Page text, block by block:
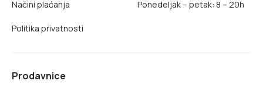
Načini plaćanja
Politika privatnosti
Ponedeljak – petak: 8 – 20h
Prodavnice